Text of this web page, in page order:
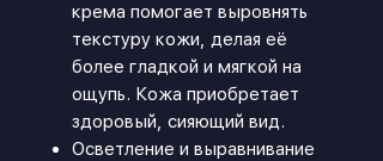
крема помогает выровнять
текстуру кожи, делая её
более гладкой и мягкой на
ощупь. Кожа приобретает
здоровый, сияющий вид.
Осветление и выравнивание